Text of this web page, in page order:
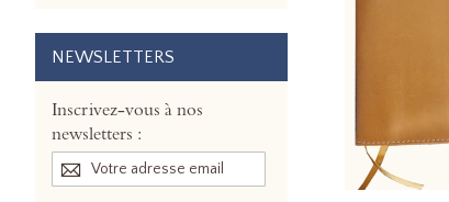
NEWSLETTERS
Inscrivez-vous à nos
newsletters :